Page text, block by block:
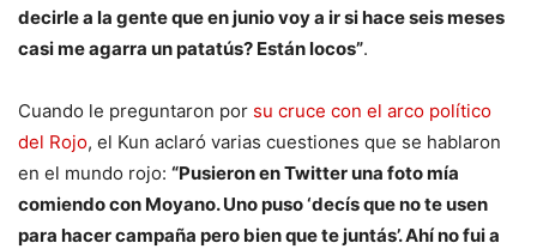
decirle a la gente que en junio voy a ir si hace seis meses
casi me agarra un patatús? Están locos”.
Cuando le preguntaron por su cruce con el arco político
del Rojo, el Kun aclaró varias cuestiones que se hablaron
en el mundo rojo: “Pusieron en Twitter una foto mía
comiendo con Moyano. Uno puso ‘decís que no te usen
para hacer campaña pero bien que te juntás’. Ahí no fui a